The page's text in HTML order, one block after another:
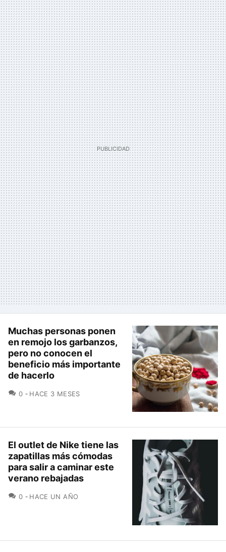
Muchas personas ponen
en remojo los garbanzos,
pero no conocen el
beneficio más importante
de hacerlo
0 COMENTARIOS
HACE 3 MESES
El outlet de Nike tiene las
zapatillas más cómodas
para salir a caminar este
verano rebajadas
0 COMENTARIOS
HACE UN AÑO